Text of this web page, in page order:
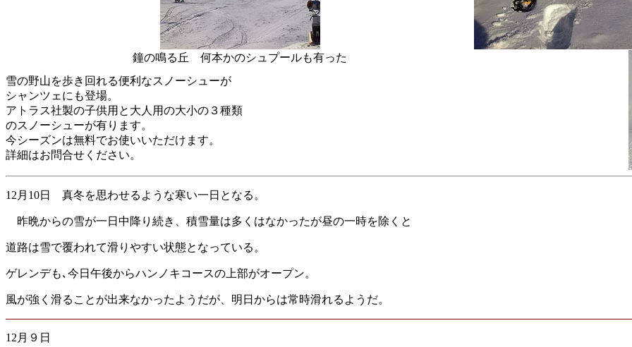
鐘の鳴る丘 何本かのシュプールも有った
雪の野山を歩き回れる便利なスノーシューが
シャンツェにも登場。
アトラス社製の子供用と大人用の大小の３種類
のスノーシューが有ります。
今シーズンは無料でお使いいただけます。
詳細はお問合せください。
12月10日 真冬を思わせるような寒い一日となる。
昨晩からの雪が一日中降り続き、積雪量は多くはなかったが昼の一時を除くと
道路は雪で覆われて滑りやすい状態となっている。
ゲレンデも､今日午後からハンノキコースの上部がオープン。
風が強く滑ることが出来なかったようだが、明日からは常時滑れるようだ。
12月９日